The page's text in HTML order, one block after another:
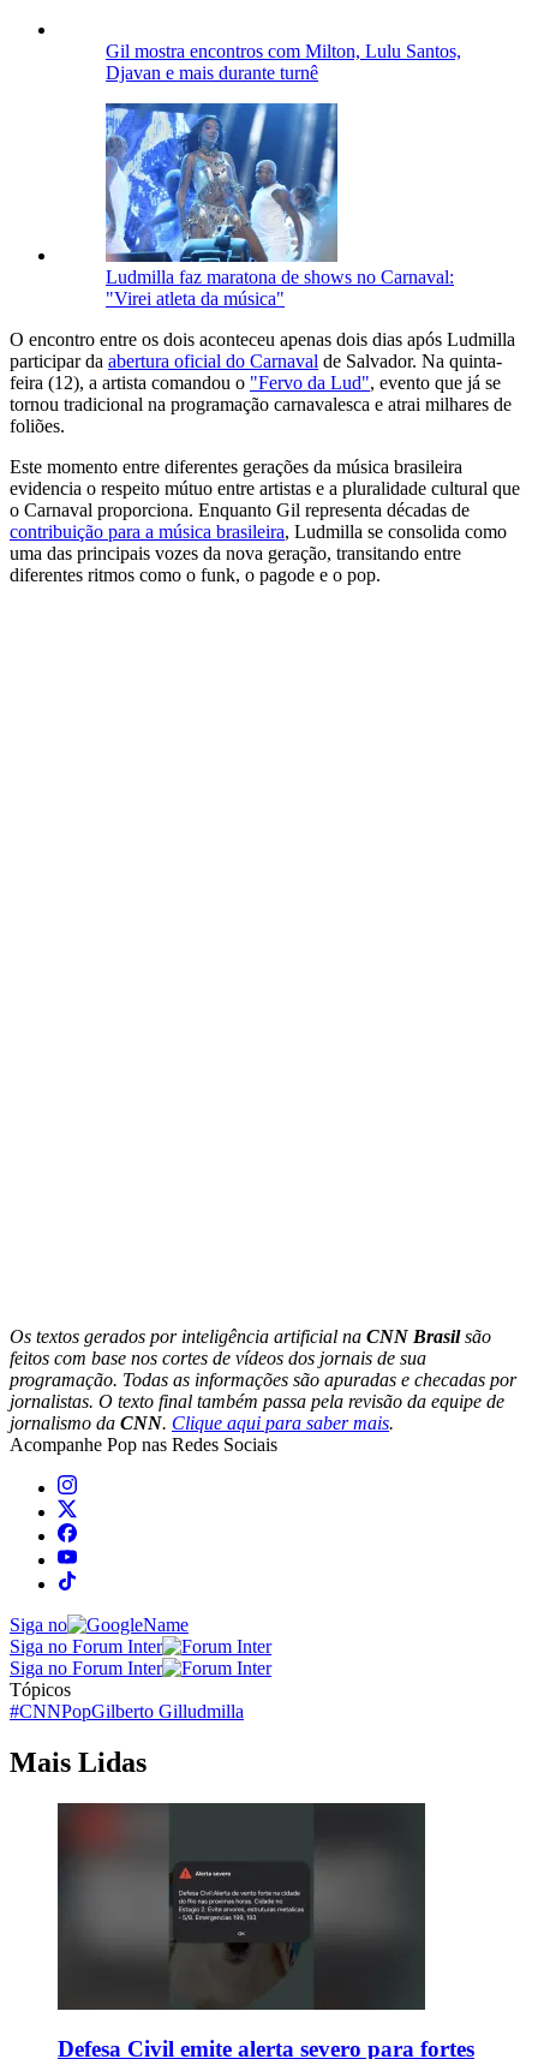
Gil mostra encontros com Milton, Lulu Santos,
Djavan e mais durante turnê
Ludmilla faz maratona de shows no Carnaval:
"Virei atleta da música"
O encontro entre os dois aconteceu apenas dois dias após Ludmilla
participar da abertura oficial do Carnaval de Salvador. Na quinta-
feira (12), a artista comandou o "Fervo da Lud", evento que já se
tornou tradicional na programação carnavalesca e atrai milhares de
foliões.
Este momento entre diferentes gerações da música brasileira
evidencia o respeito mútuo entre artistas e a pluralidade cultural que
o Carnaval proporciona. Enquanto Gil representa décadas de
contribuição para a música brasileira, Ludmilla se consolida como
uma das principais vozes da nova geração, transitando entre
diferentes ritmos como o funk, o pagode e o pop.
Os textos gerados por inteligência artificial na CNN Brasilsão
feitos com base nos cortes de vídeos dos jornais de sua
programação. Todas as informações são apuradas e checadas por
jornalistas. O texto final também passa pela revisão da equipe de
jornalismo da CNN. Clique aqui para saber mais.
Acompanhe Pop nas Redes Sociais
Siga no
Siga no Forum Inter
Siga no Forum Inter
Tópicos
#CNNPopGilberto Gilludmilla
Mais Lidas
Defesa Civil emite alerta severo para fortes